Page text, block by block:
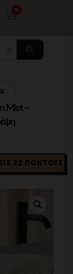
0
Mist –
22 ΠΌΝΤΟΥΣ